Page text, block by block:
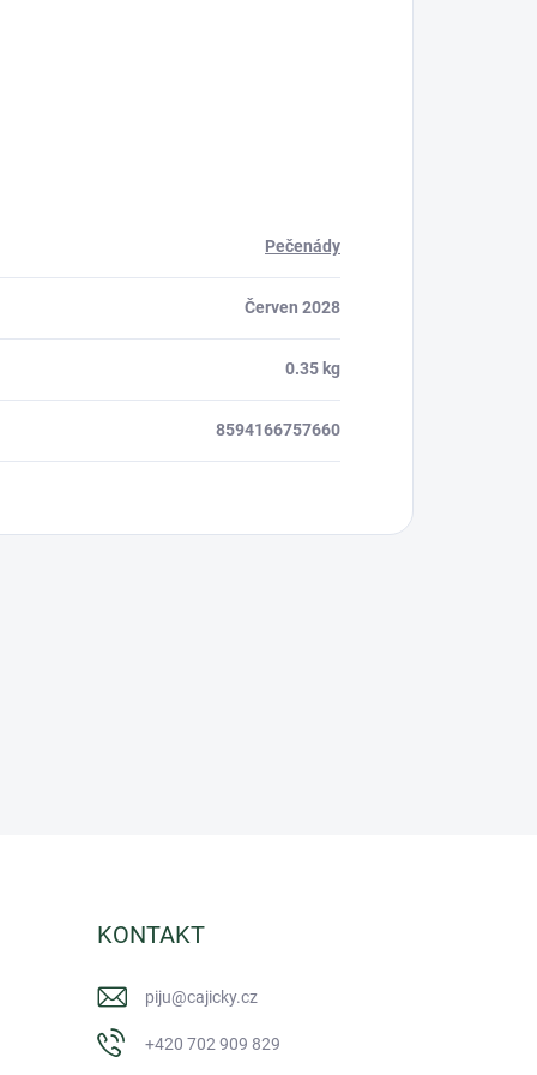
Pečenády
Červen 2028
0.35 kg
8594166757660
KONTAKT
piju@cajicky.cz
+420 702 909 829